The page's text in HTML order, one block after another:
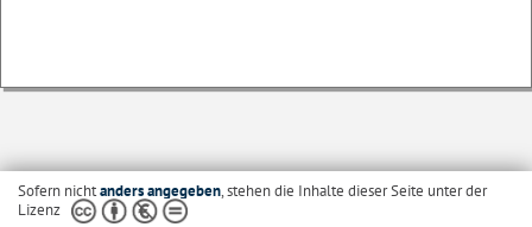
Sofern nichtanders angegeben, stehen die Inhalte dieser Seite unter der
Lizenz